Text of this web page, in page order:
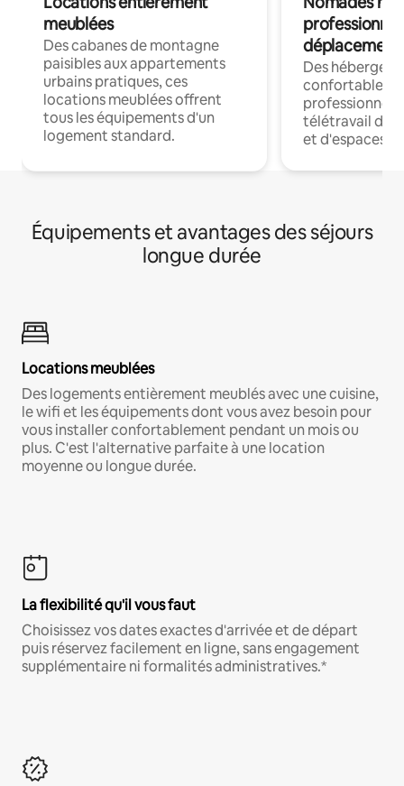
meublées
Des cabanes de montagne
paisibles aux appartements
urbains pratiques, ces
locations meublées offrent
tous les équipements d'un
logement standard.
déplacement
Des
confortables
professionnels
télétravail
et d'espaces
Équipements et avantages des séjours
longue durée
Locations meublées
Des logements entièrement meublés avec une cuisine,
le wifi et les équipements dont vous avez besoin pour
vous installer confortablement pendant un mois ou
plus. C'est l'alternative parfaite à une location
moyenne ou longue durée.
La flexibilité qu'il vous faut
Choisissez vos dates exactes d'arrivée et de départ
puis réservez facilement en ligne, sans engagement
supplémentaire ni formalités administratives.*